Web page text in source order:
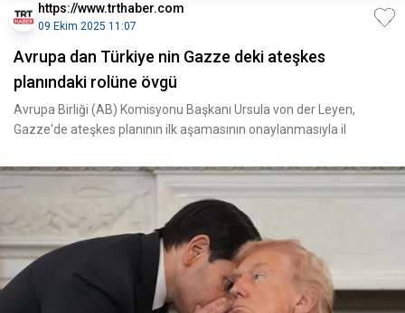
https://www.trthaber.com
09 Ekim 2025 11:07
Avrupa dan Türkiye nin Gazze deki ateşkes
planındaki rolüne övgü
Avrupa Birliği (AB) Komisyonu Başkanı Ursula von der Leyen,
Gazze'de ateşkes planının ilk aşamasının onaylanmasıyla il